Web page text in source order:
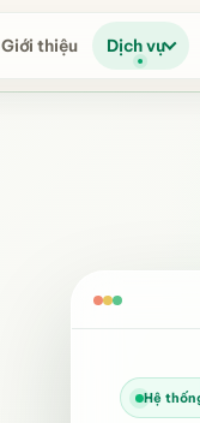
Giới thiệu Dịch vụ
Hệ